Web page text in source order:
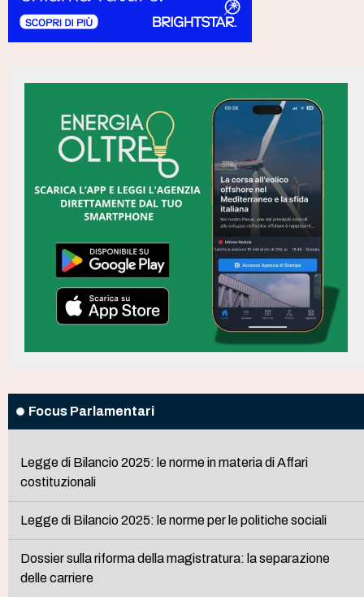
Focus Parlamentari
Legge di Bilancio 2025: le norme in materia di Affari
costituzionali
Legge di Bilancio 2025: le norme per le politiche sociali
Dossier sulla riforma della magistratura: la separazione
delle carriere